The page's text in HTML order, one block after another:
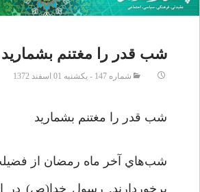
شب قدر را مغتنم بشماريد
شماره 147 - يکشنبه 01 اسفند 1372
شب قدر را مغتنم بشماريد
شب‌هاي آخر ماه رمضان از
برخوردارند. رسول خدا(ص) در